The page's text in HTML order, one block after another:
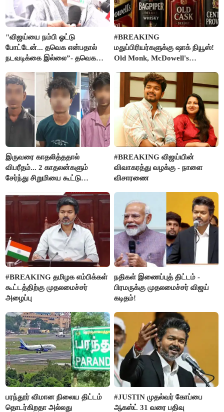
"விஜய்யை நம்பி ஓட்டு
போட்டேன்... தவெக என்பதால்
நடவடிக்கை இல்லை”- தவெக
கதறல்
#BREAKING
மதுப்பிரியர்களுக்கு ஷாக் நியூஸ்!
Old Monk, McDowell's
FSSAI தடை
இருவரை காதலித்ததால்
விபரீதம்... 2 காதலன்களும்
சேர்ந்து சிறுமியை கூட்டு
செய்த கொடூரம்
#BREAKING விஜய்யின்
விவாகரத்து வழக்கு - நாளை
விசாரணை
#BREAKING தமிழக எம்பிக்கள்
கூட்டத்திற்கு முதலமைச்சர்
அழைப்பு
நதிகள் இணைப்புத் திட்டம் -
பிரமருக்கு முதலமைச்சர் விஜய்
கடிதம்!
பரந்தூர் விமான நிலைய திட்டம்
தொடர்கிறதா அல்லது
#JUSTIN முதல்வர் கோப்பை
ஆகஸ்ட் 31 வரை பதிவு